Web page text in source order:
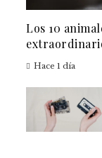
Los 10
Hace 1 día